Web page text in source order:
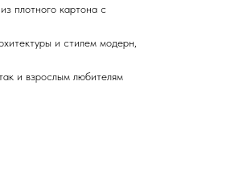
плотного картона с
и стилем модерн,
и взрослым любителям